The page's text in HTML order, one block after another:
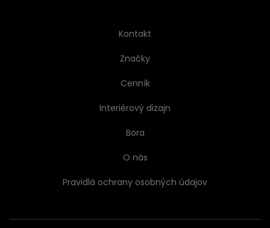
Kontakt
Značky
Cenník
Interiérový dizajn
Bora
O nás
Pravidlá ochrany osobných údajov